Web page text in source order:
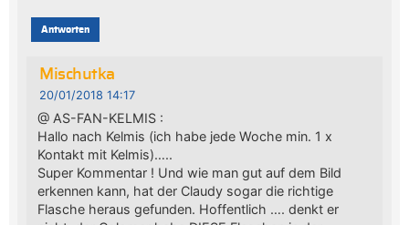
Antworten
Mischutka
20/01/2018 14:17
@ AS-FAN-KELMIS :
Hallo nach Kelmis (ich habe jede Woche min. 1 x
Kontakt mit Kelmis)…..
Super Kommentar ! Und wie man gut auf dem Bild
erkennen kann, hat der Claudy sogar die richtige
Flasche heraus gefunden. Hoffentlich …. denkt er